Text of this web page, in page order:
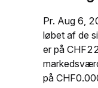
Pr. Aug 6,
løbet af de
er på
på